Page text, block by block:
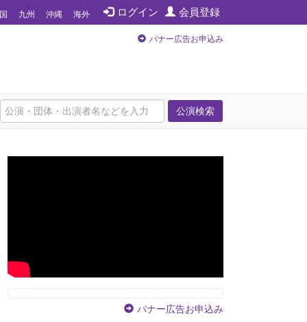
ログイン 会員登録
九州 沖縄 海外
バナー広告お申込み
公演検索
バナー広告お申込み